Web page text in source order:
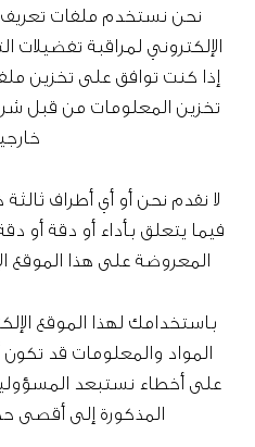
نحن نستخدم ملفات تعريف
الإلكتروني لمراقبة
إذا كنت توافق على تخزين
تخزين المعلومات من قبل
لا نقدم نحن أو أي أطراف
فيما يتعلق بأداء أو دقة أو
المعروضة على هذا الموقع
باستخدامك لهذا الموقع
المواد والمعلومات قد تكون
على أخطاء نستبعد
المذكورة إلى أقصى